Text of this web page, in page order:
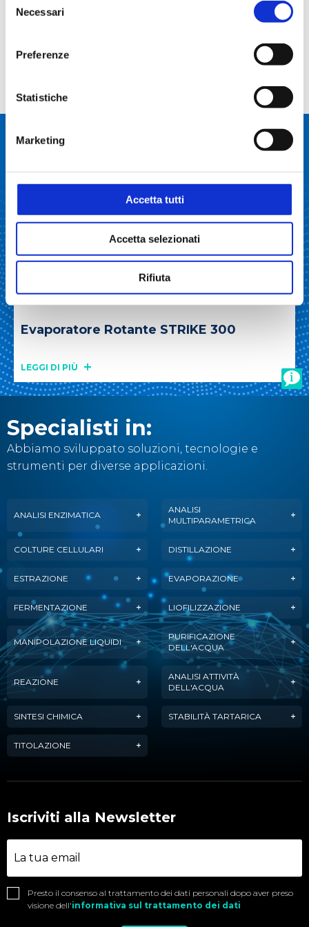
delNecessari
Preferenze
Statistiche
Marketing
Accetta tutti
Accetta selezionati
Rifiuta
2000ml
3000ml
Evaporatore Rotante STRIKE 300
LEGGI DI PIÙ
Specialisti in:
Abbiamo sviluppato soluzioni, tecnologie e
strumenti per diverse applicazioni.
ANALISI ENZIMATICA
ANALISI
MULTIPARAMETRICA
COLTURE CELLULARI DISTILLAZIONE
ESTRAZIONE EVAPORAZIONE
FERMENTAZIONE LIOFILIZZAZIONE
MANIPOLAZIONE LIQUIDI
PURIFICAZIONE
DELL'ACQUA
REAZIONE
ANALISI ATTIVITÀ
DELL'ACQUA
SINTESI CHIMICA STABILITÀ TARTARICA
TITOLAZIONE
Iscriviti alla Newsletter
Presto il consenso al trattamento dei dati personali dopo aver preso
visione dell'informativa sul trattamento dei dati